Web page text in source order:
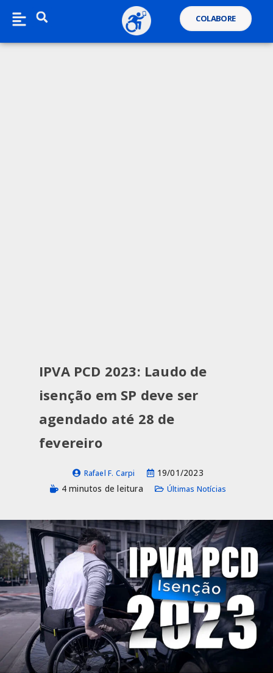
COLABORE
IPVA PCD 2023: Laudo de
isenção em SP deve ser
agendado até 28 de
fevereiro
Rafael F. Carpi
19/01/2023
4 minutos de leitura
Últimas Notícias